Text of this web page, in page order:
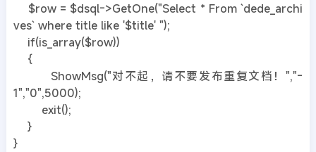
$row = $dsql->GetOne("Select * From `dede_archi
ves` where title like '$title' ");
if(is_array($row))
{
ShowMsg("对不起，请不要发布重复文档！","-
1","0",5000);
exit();
}
}